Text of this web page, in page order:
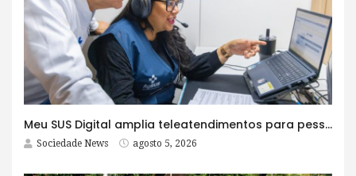
Meu SUS Digital amplia teleatendimentos para pessoas com problemas com jogos e apostas
Sociedade News agosto 5, 2026